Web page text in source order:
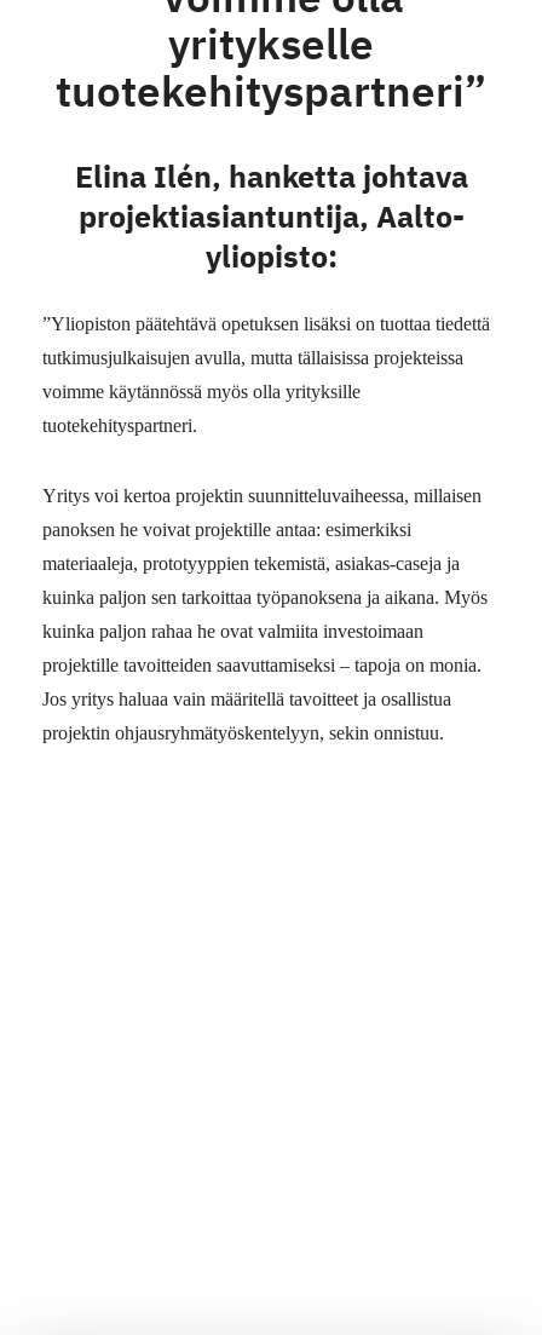
yritykselle
tuotekehityspartneri”
Elina Ilén, hanketta johtava
projektiasiantuntija, Aalto-
yliopisto:
”Yliopiston päätehtävä opetuksen lisäksi on tuottaa tiedettä
tutkimusjulkaisujen avulla, mutta tällaisissa projekteissa
voimme käytännössä myös olla yrityksille
tuotekehityspartneri.
Yritys voi kertoa projektin suunnitteluvaiheessa, millaisen
panoksen he voivat projektille antaa: esimerkiksi
materiaaleja, prototyyppien tekemistä, asiakas-caseja ja
kuinka paljon sen tarkoittaa työpanoksena ja aikana. Myös
kuinka paljon rahaa he ovat valmiita investoimaan
projektille tavoitteiden saavuttamiseksi – tapoja on monia.
Jos yritys haluaa vain määritellä tavoitteet ja osallistua
projektin ohjausryhmätyöskentelyyn, sekin onnistuu.